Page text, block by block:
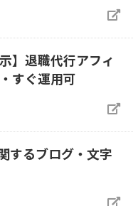
】退職代行アフィ
すぐ運用可
するブログ・文字